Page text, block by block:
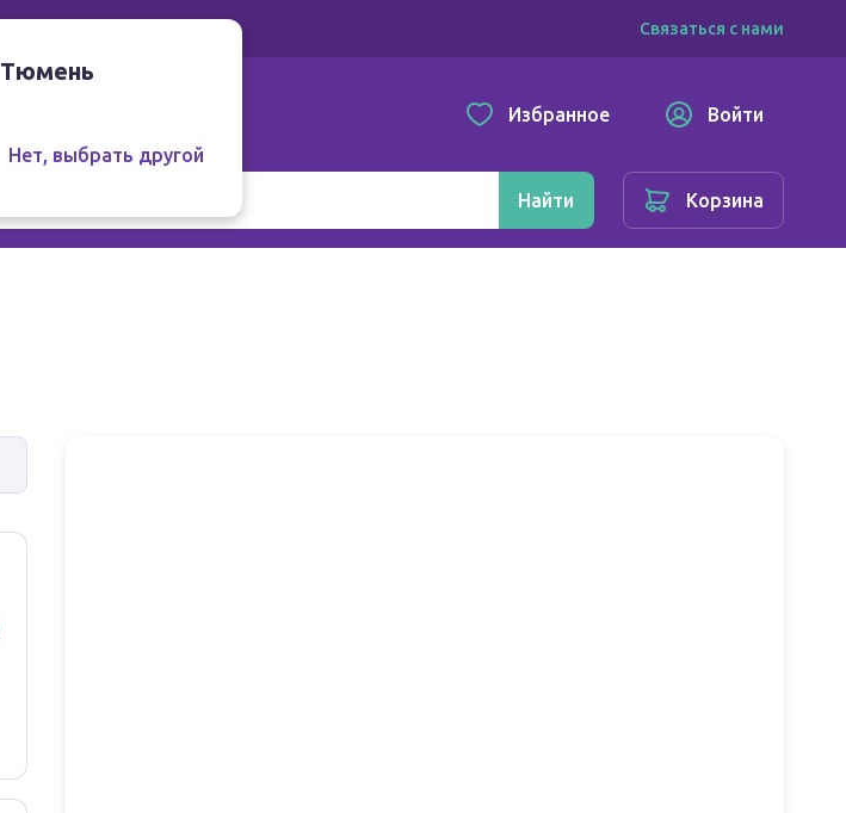
Связаться с нами
Избранное Войти
Найти Корзина
Тюмень
Нет, выбрать другой